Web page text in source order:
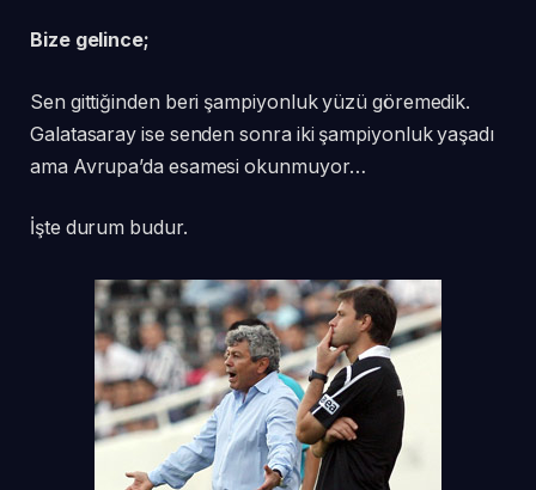
Bize gelince;
Sen gittiğinden beri şampiyonluk yüzü göremedik.
Galatasaray ise senden sonra iki şampiyonluk yaşadı
ama Avrupa’da esamesi okunmuyor…
İşte durum budur.